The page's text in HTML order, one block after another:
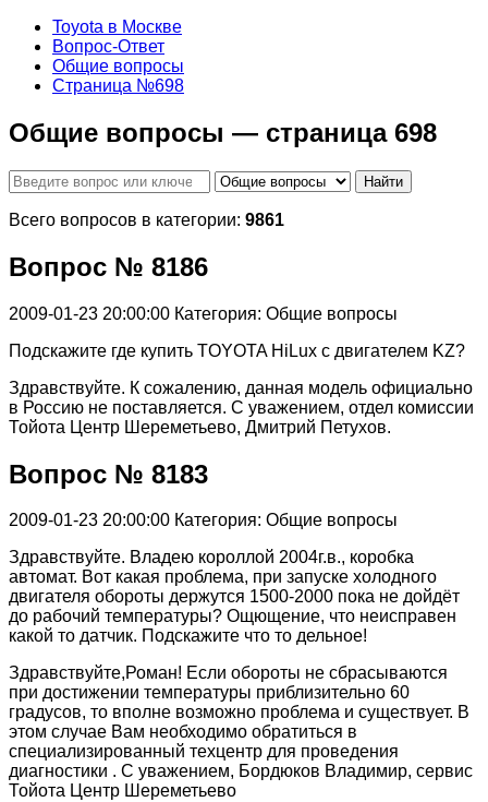
Toyota в Москве
Вопрос-Ответ
Общие вопросы
Страница №698
Общие вопросы — страница 698
Найти
Всего вопросов в категории: 9861
Вопрос № 8186
2009-01-23 20:00:00 Категория: Общие вопросы
Подскажите где купить TOYOTA HiLux с двигателем KZ?
Здравствуйте. К сожалению, данная модель официально
в Россию не поставляется. С уважением, отдел комиссии
Тойота Центр Шереметьево, Дмитрий Петухов.
Вопрос № 8183
2009-01-23 20:00:00 Категория: Общие вопросы
Здравствуйте. Владею короллой 2004г.в., коробка
автомат. Вот какая проблема, при запуске холодного
двигателя обороты держутся 1500-2000 пока не дойдёт
до рабочий температуры? Ощющение, что неисправен
какой то датчик. Подскажите что то дельное!
Здравствуйте,Роман! Если обороты не сбрасываются
при достижении температуры приблизительно 60
градусов, то вполне возможно проблема и существует. В
этом случае Вам необходимо обратиться в
специализированный техцентр для проведения
диагностики . С уважением, Бордюков Владимир, сервис
Тойота Центр Шереметьево